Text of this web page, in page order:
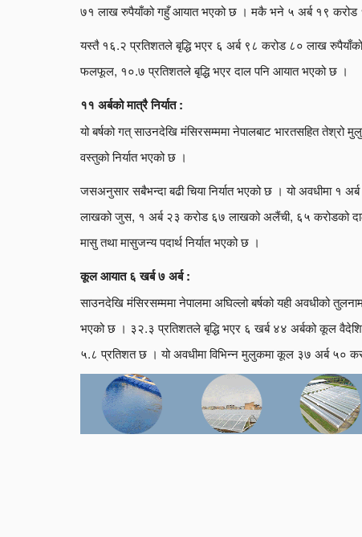
७१ लाख रुपैयाँको गहुँ आयात भएको छ । मकै भने ५ अर्ब १९
यस्तै १६.२ प्रतिशतले बृद्धि भएर ६ अर्ब ९८ करोड ८० लाख
फलफूल, १०.७ प्रतिशतले बृद्धि भएर दाल पनि आयात भएको छ ।
११ अर्बको मात्रै निर्यात :
यो बर्षको गत् साउनदेखि मंसिरसम्ममा नेपालबाट भारतसहित
वस्तुको निर्यात भएको छ ।
जसअनुसार सबैभन्दा बढी चिया निर्यात भएको छ । यो अवधीमा १
लाखको जुस, १ अर्ब २३ करोड ६७ लाखको अलैंची, ६५ करोडको
मासु तथा मासुजन्य पदार्थ निर्यात भएको छ ।
कूल आयात ६ खर्ब ७ अर्ब :
साउनदेखि मंसिरसम्ममा नेपालमा अघिल्लो बर्षको यही अवधीको
भएको छ । ३२.३ प्रतिशतले बृद्धि भएर ६ खर्ब ४४ अर्बको कूल
५.८ प्रतिशत छ । यो अवधीमा विभिन्न मुलुकमा कूल ३७ अर्ब ५०